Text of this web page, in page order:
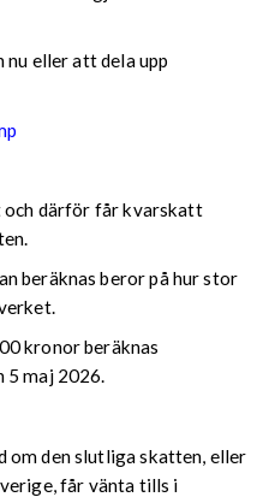
nu eller att dela upp
därför får kvarskatt
beräknas beror på hur stor
kronor beräknas
5 maj 2026.
om den slutliga skatten, eller
får vänta tills i